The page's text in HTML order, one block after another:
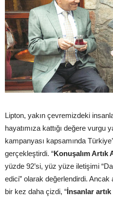
Lipton, yakın çevremizdeki
hayatımıza kattığı değere vurgu
kampanyası kapsamında
gerçekleştirdi. “Konuşalım Artık
yüzde 92’si, yüz yüze iletişimi
edici” olarak değerlendirdi. Ancak
bir kez daha çizdi, “İnsanlar